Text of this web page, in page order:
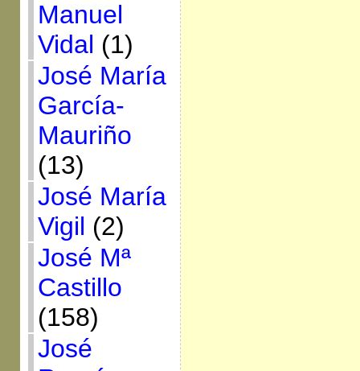
Manuel
Vidal (1)
José María
García-
Mauriño
(13)
José María
Vigil (2)
José Mª
Castillo
(158)
José